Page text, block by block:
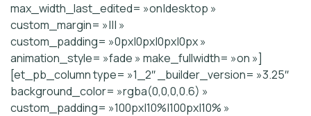
max_width_last_edited= »on|desktop »
custom_margin= »||| »
custom_padding= »0px|0px|0px|0px »
animation_style= »fade » make_fullwidth= »on »]
[et_pb_column type= »1_2″ _builder_version= »3.25″
background_color= »rgba(0,0,0,0.6) »
custom_padding= »100px|10%|100px|10% »